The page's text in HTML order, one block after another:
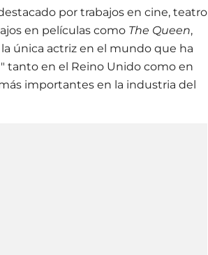
por trabajos en cine, teatro
en películas como The Queen,
la única actriz en el mundo que ha
tanto en el Reino Unido como en
importantes en la industria del